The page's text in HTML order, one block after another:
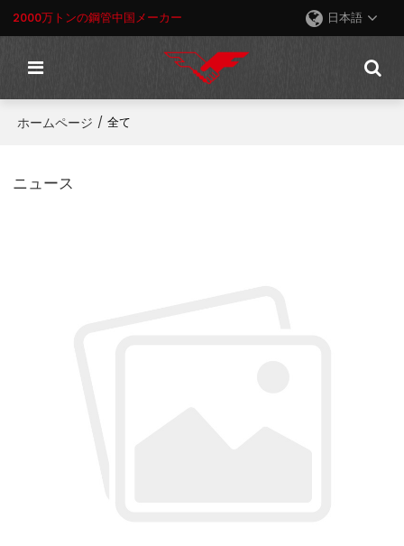
2000万トンの鋼管中国メーカー 日本語
ホームページ / 全て
ニュース